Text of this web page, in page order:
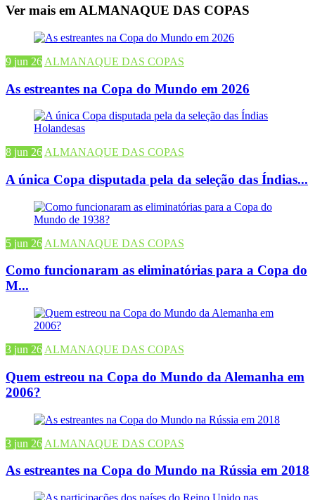
Ver mais em ALMANAQUE DAS COPAS
9 jun 26 ALMANAQUE DAS COPAS
As estreantes na Copa do Mundo em 2026
8 jun 26 ALMANAQUE DAS COPAS
A única Copa disputada pela da seleção das Índias...
5 jun 26 ALMANAQUE DAS COPAS
Como funcionaram as eliminatórias para a Copa do
M...
3 jun 26 ALMANAQUE DAS COPAS
Quem estreou na Copa do Mundo da Alemanha em
2006?
3 jun 26 ALMANAQUE DAS COPAS
As estreantes na Copa do Mundo na Rússia em 2018